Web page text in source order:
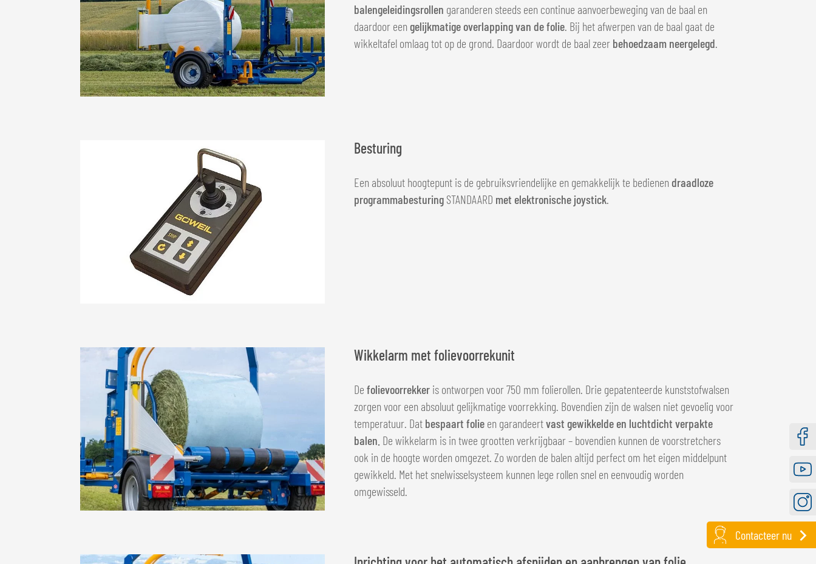
balengeleidingsrollen garanderen steeds een continue aanvoerbeweging van de baal en
daardoor een gelijkmatige overlapping van de folie . Bij het afwerpen van de baal gaat de
wikkeltafel omlaag tot op de grond. Daardoor wordt de baal zeer behoedzaam neergelegd
Besturing
Een absoluut hoogtepunt is de gebruiksvriendelijke en gemakkelijk te bedienen draadloze
programmabesturing STANDAARD met elektronische joystick
Wikkelarm met folievoorrekunit
Defolievoorrekker is ontworpen voor 750 mm folierollen. Drie gepatenteerde kunststofwalsen
zorgen voor een absoluut gelijkmatige voorrekking. Bovendien zijn de walsen niet gevoelig voor
temperatuur. Dat bespaart folie en garandeertvast gewikkelde en luchtdicht verpakte
balen. De wikkelarm is in twee grootten verkrijgbaar – bovendien kunnen de voorstretchers
ook in de hoogte worden omgezet. Zo worden de balen altijd perfect om het eigen middelpunt
gewikkeld. Met het snelwisselsysteem kunnen lege rollen snel en eenvoudig worden
omgewisseld.
Contacteer nu